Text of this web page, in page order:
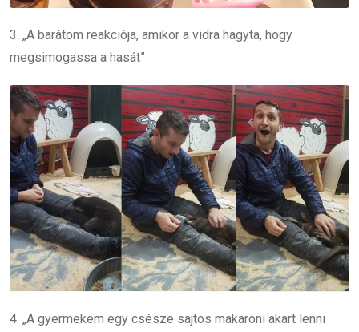
3. „A barátom reakciója, amikor a vidra hagyta, hogy
megsimogassa a hasát”
4. „A gyermekem egy csésze sajtos makaróni akart lenni